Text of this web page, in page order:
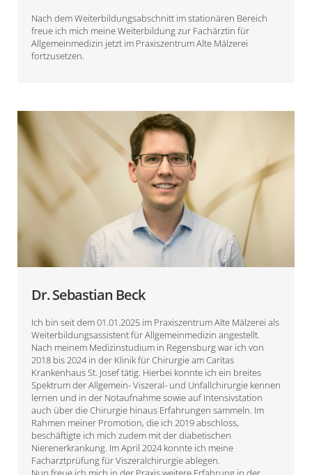
Nach dem Weiterbildungsabschnitt im stationären Bereich
freue ich mich meine Weiterbildung zur Fachärztin für
Allgemeinmedizin jetzt im Praxiszentrum Alte Mälzerei
fortzusetzen.
Dr. Sebastian Beck
Ich bin seit dem 01.01.2025 im Praxiszentrum Alte Mälzerei als
Weiterbildungsassistent für Allgemeinmedizin angestellt.
Nach meinem Medizinstudium in Regensburg war ich von
2018 bis 2024 in der Klinik für Chirurgie am Caritas
Krankenhaus St. Josef tätig. Hierbei konnte ich ein breites
Spektrum der Allgemein- Viszeral- und Unfallchirurgie kennen
lernen und in der Notaufnahme sowie auf Intensivstation
auch über die Chirurgie hinaus Erfahrungen sammeln. Im
Rahmen meiner Promotion, die ich 2019 abschloss,
beschäftigte ich mich zudem mit der diabetischen
Nierenerkrankung. Im April 2024 konnte ich meine
Facharztprüfung für Viszeralchirurgie ablegen.